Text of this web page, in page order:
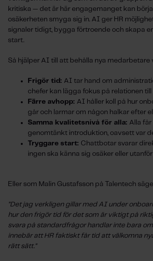
kritiska — det är här engagemanget kan
osäkerheten smyga sig in. AI ger HR
signaler tidigt, bygga förtroende och skapa
start.
Så hjälper AI till att behålla nya medarbetare
Frigör tid: AI tar hand om
chefer kan lägga fokus på relationen
Färre avhopp: AI håller koll på hur
går och larmar om någon halkar efter
Samma kvalitetsnivå för alla: Alla
genomtänkt introduktion, oavsett var
Tryggare start: Chattbotar svarar
ingen ska känna sig osäker eller
Eller som Malin Gustafsson på Talentech
"Det jag verkligen gillar med AI under
hur den frigör tid för det som är viktigt på
svara på standardfrågor handlar inte bara
innebär att HR faktiskt får tid att välkomna
rätt sätt."